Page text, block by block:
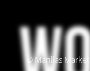
© Marillas